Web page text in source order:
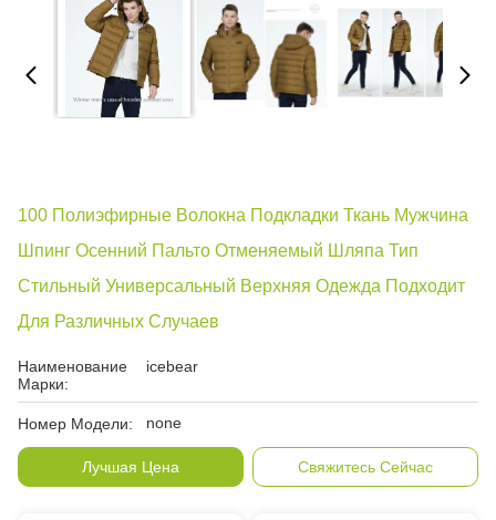
100 Полиэфирные Волокна Подкладки Ткань Мужчина
Шпинг Осенний Пальто Отменяемый Шляпа Тип
Стильный Универсальный Верхняя Одежда Подходит
Для Различных Случаев
Наименование
Марки:
icebear
Номер Модели: none
Лучшая Цена Свяжитесь Сейчас